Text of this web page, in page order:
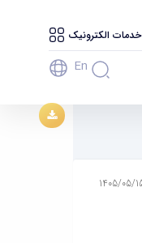
خدمات الکترونیک
En